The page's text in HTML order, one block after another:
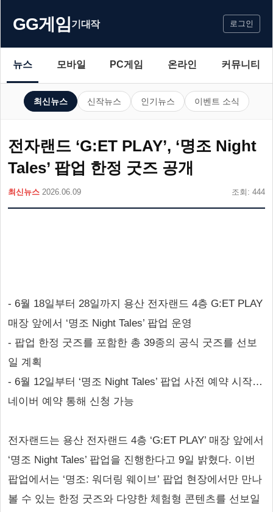
GG게임기대작 로그인
뉴스 모바일 PC게임 온라인 커뮤니티
최신뉴스 신작뉴스 인기뉴스 이벤트 소식
전자랜드 ‘G:ET PLAY’, ‘명조 Night
Tales’ 팝업 한정 굿즈 공개
최신뉴스 2026.06.09 조회: 444
- 6월 18일부터 28일까지 용산 전자랜드 4층 G:ET PLAY
매장 앞에서 ‘명조 Night Tales’ 팝업 운영
- 팝업 한정 굿즈를 포함한 총 39종의 공식 굿즈를 선보
일 계획
- 6월 12일부터 ‘명조 Night Tales’ 팝업 사전 예약 시작…
네이버 예약 통해 신청 가능
전자랜드는 용산 전자랜드 4층 ‘G:ET PLAY’ 매장 앞에서
‘명조 Night Tales’ 팝업을 진행한다고 9일 밝혔다. 이번
팝업에서는 ‘명조: 워더링 웨이브’ 팝업 현장에서만 만나
볼 수 있는 한정 굿즈와 다양한 체험형 콘텐츠를 선보일